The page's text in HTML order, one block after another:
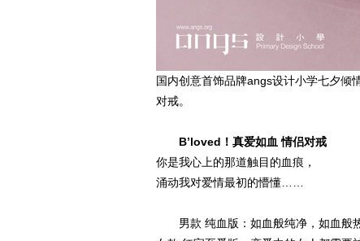
国内创意首饰品牌angs设计小学七夕倾
对戒。
B’loved！真爱如血 情侣对戒
你是我心上的那道触目的血痕，
涌动我对爱情最初的懵懂……
男款 纯血版：如血般纯净，如血般